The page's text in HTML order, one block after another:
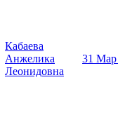
Кабаева
Анжелика
Леонидовна
31 Мар